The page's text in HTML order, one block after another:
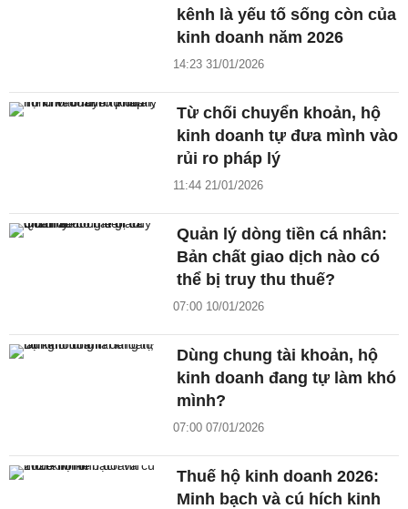
kênh là yếu tố sống còn của
kinh doanh năm 2026
14:23 31/01/2026
Từ chối chuyển khoản, hộ
kinh doanh tự đưa mình vào
rủi ro pháp lý
11:44 21/01/2026
Quản lý dòng tiền cá nhân:
Bản chất giao dịch nào có
thể bị truy thu thuế?
07:00 10/01/2026
Dùng chung tài khoản, hộ
kinh doanh đang tự làm khó
mình?
07:00 07/01/2026
Thuế hộ kinh doanh 2026:
Minh bạch và cú hích kinh